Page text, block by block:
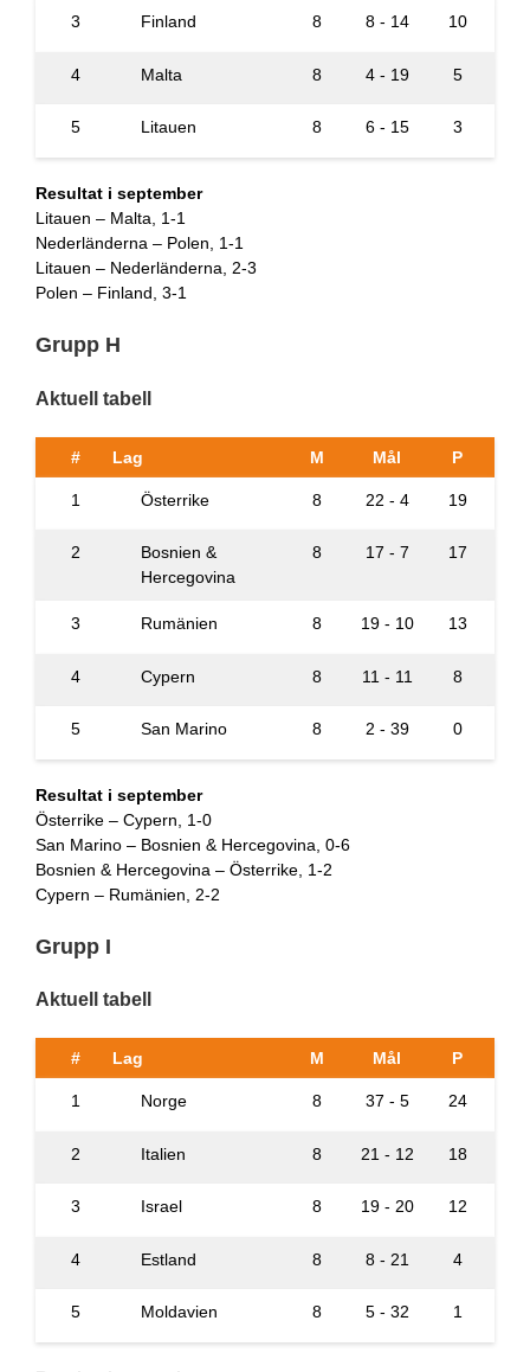
3 Finland 8 8 - 14 10
4 Malta 8 4 - 19 5
5 Litauen 8 6 - 15 3
Resultat i september
Litauen – Malta, 1-1
Nederländerna – Polen, 1-1
Litauen – Nederländerna, 2-3
Polen – Finland, 3-1
Grupp H
Aktuell tabell
# Lag M Mål P
1 Österrike 8 22 - 4 19
2
Bosnien &
Hercegovina
8 17 - 7 17
3 Rumänien 8 19 - 10 13
4 Cypern 8 11 - 11 8
5 San Marino 8 2 - 39 0
Resultat i september
Österrike – Cypern, 1-0
San Marino – Bosnien & Hercegovina, 0-6
Bosnien & Hercegovina – Österrike, 1-2
Cypern – Rumänien, 2-2
Grupp I
Aktuell tabell
# Lag M Mål P
1 Norge 8 37 - 5 24
2 Italien 8 21 - 12 18
3 Israel 8 19 - 20 12
4 Estland 8 8 - 21 4
5 Moldavien 8 5 - 32 1